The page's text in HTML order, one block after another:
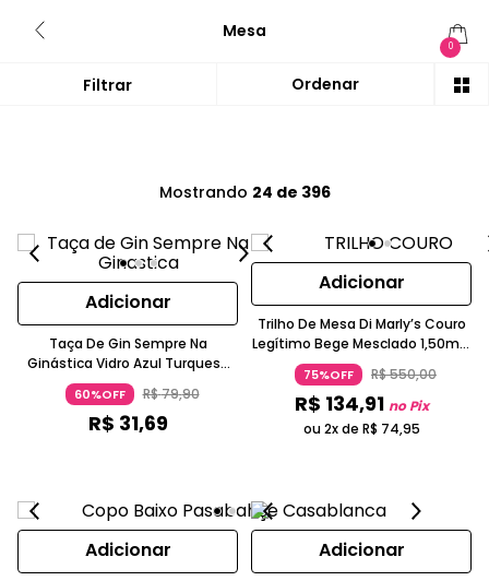
Mesa
0
Mostrando 24 de 396
Adicionar
Taça De Gin Sempre Na
Ginástica Vidro Azul Turquesa
Imaginarium
60%OFF R$79,90
R$ 31,69
Adicionar
Trilho De Mesa Di Marly’s Couro
Legítimo Bege Mesclado 1,50m X
50cm
75%OFF R$550,00
R$ 134,91 no Pix
ou 2x de R$ 74,95
Adicionar Adicionar